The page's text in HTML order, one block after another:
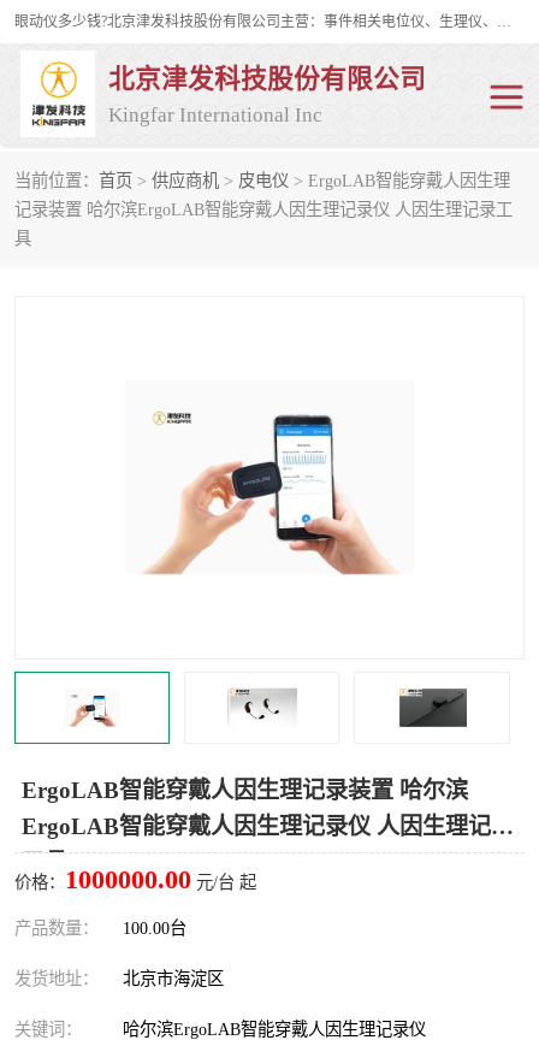
眼动仪多少钱?北京津发科技股份有限公司主营：事件相关电位仪、生理仪、肌电仪、脑电仪、皮电仪、眼动仪；是国家级高新技术企业、科技部认定的科技型中小企业和中关村高新技术企业，具备保密资格，具备自主进出口经营权；自主研发技术、产品与服务荣获多项省部级科学技术奖励、国家发明专利、国家软件著作权和省部级新技术新产品（服务）认证。
北京津发科技股份有限公司
Kingfar International Inc
当前位置： 首页 > 供应商机 > 皮电仪 > ErgoLAB智能穿戴人因生理
记录装置 哈尔滨ErgoLAB智能穿戴人因生理记录仪 人因生理记录工
具
ErgoLAB智能穿戴人因生理记录装置 哈尔滨
ErgoLAB智能穿戴人因生理记录仪 人因生理记录
价格： 1000000.00 元/台 起
产品数量： 100.00台
发货地址： 北京市海淀区
关键词： 哈尔滨ErgoLAB智能穿戴人因生理记录仪
皮电仪 脑电仪
人机交互实验室
神经营销与消费行为实验 车俩与驾驶模拟
人机环境同步云平台 人因测评专家系统